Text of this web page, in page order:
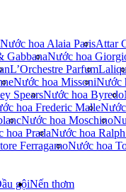
Nước hoa Alaia ParisAttar
GabbanaNước hoa
L’Orchestre Parfum
Nước hoa MissoniNước
SpearsNước hoa Byredo
hoa Frederic Malle
Nước hoa Moschino
hoa PradaNước hoa
FerragamoNước hoa
gộiNến thơm